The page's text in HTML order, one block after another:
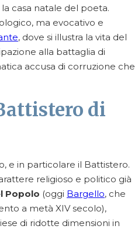
casa natale del poeta.
ma evocativo e
, dove si illustra la vita del
alla battaglia di
accusa di corruzione che
di
e in particolare il Battistero.
religioso e politico già
Popolo (oggi Bargello, che
a metà XIV secolo),
di ridotte dimensioni in